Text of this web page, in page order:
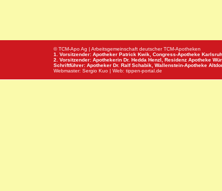
© TCM-Apo Ag | Arbeitsgemeinschaft deutscher TCM-Apotheken
1. Vorsitzender: Apotheker Patrick Kwik, Congress-Apotheke
2. Vorsitzender: Apothekerin Dr. Hedda Henzl, Residenz Apotheke
Schriftführer: Apotheker Dr. Ralf Schabik, Wallenstein-Apotheke
Webmaster: Sergio Kuo | Web: tippen-portal.de